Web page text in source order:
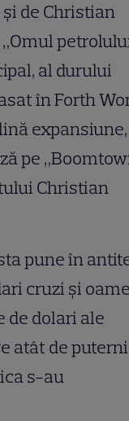
de Christian
al durului
în Forth
pe
Christian
pune în
cruzi și
de dolari ale
atât de
s-au